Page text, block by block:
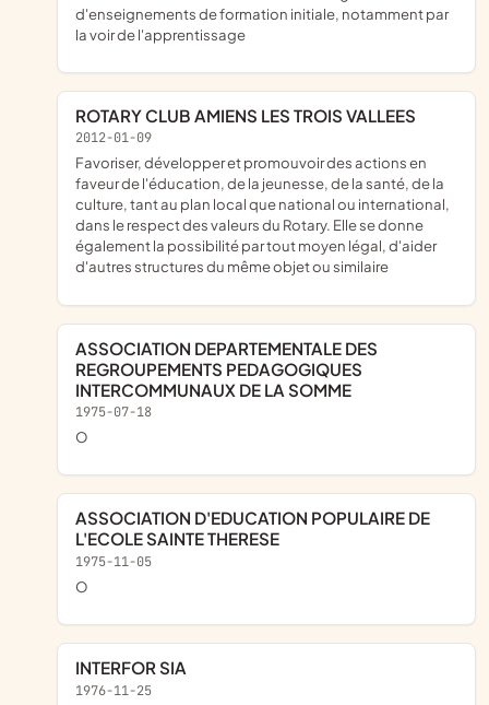
d'enseignements de formation initiale, notamment par
la voir de l'apprentissage
ROTARY CLUB AMIENS LES TROIS VALLEES
2012-01-09
favoriser, développer et promouvoir des actions en
faveur de l'éducation, de la jeunesse, de la santé, de la
culture, tant au plan local que national ou international,
dans le respect des valeurs du Rotary. Elle se donne
également la possibilité par tout moyen légal, d'aider
d'autres structures du même objet ou similaire
ASSOCIATION DEPARTEMENTALE DES
REGROUPEMENTS PEDAGOGIQUES
INTERCOMMUNAUX DE LA SOMME
1975-07-18
o
ASSOCIATION D'EDUCATION POPULAIRE DE
L'ECOLE SAINTE THERESE
1975-11-05
o
INTERFOR SIA
1976-11-25